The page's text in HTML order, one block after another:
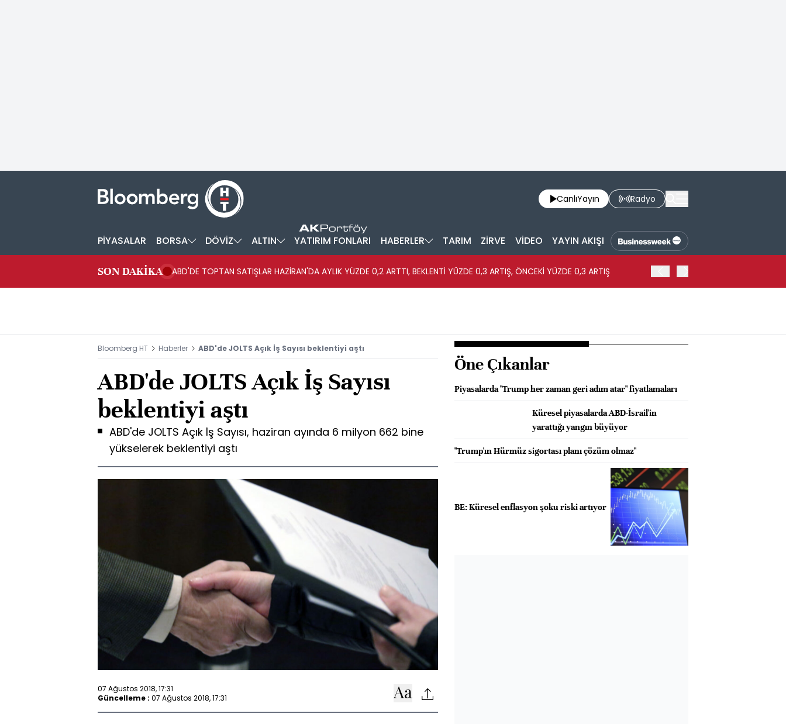
CanlıYayın Radyo
PİYASALAR BORSA DÖVİZ ALTIN YATIRIM FONLARI HABERLER TARIM ZİRVE VİDEO YAYIN AKIŞI
SON DAKİKA ABD'DE TOPTAN SATIŞLAR HAZİRAN'DA AYLIK YÜZDE 0,2 ARTTI, BEKLENTİ YÜZDE 0,3 ARTIŞ, ÖNCEKİ YÜZDE 0,3 ARTIŞ
Bloomberg HT Haberler ABD'de JOLTS Açık İş Sayısı beklentiyi aştı
ABD'de JOLTS Açık İş Sayısı
beklentiyi aştı
ABD'de JOLTS Açık İş Sayısı, haziran ayında 6 milyon 662 bine
yükselerek beklentiyi aştı
07 Ağustos 2018, 17:31
Güncelleme : 07 Ağustos 2018, 17:31
Öne Çıkanlar
Piyasalarda "Trump her zaman geri adım atar" fiyatlamaları
Küresel piyasalarda ABD-İsrail'in
yarattığı yangın büyüyor
"Trump'ın Hürmüz sigortası planı çözüm olmaz"
BE: Küresel enflasyon şoku riski artıyor